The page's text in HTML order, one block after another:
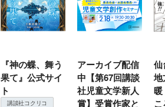
『神の蝶、舞う
果て』公式サイ
ト
講談社コクリコ
アーカイブ配信
中【第67回講談
社児童文学新人
賞】受賞作家と
仙
地